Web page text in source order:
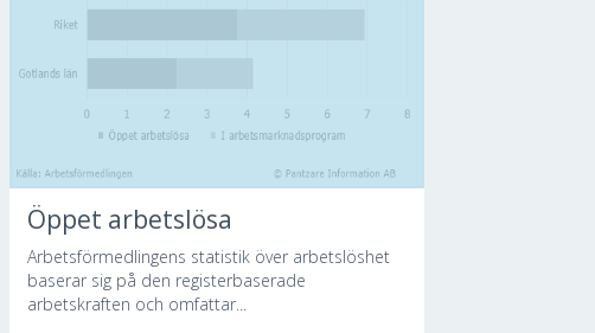
Öppet arbetslösa
Arbetsförmedlingens statistik över arbetslöshet
baserar sig på den registerbaserade
arbetskraften och omfattar...